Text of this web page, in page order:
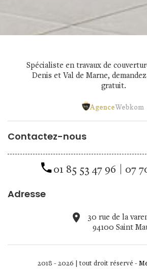
Spécialiste entravaux de
Denis et Val de Marne,
gratuit.
Contactez-nous
01 85 53 47 96 07
Adresse
30 rue de la
94100 Saint
2018 - 2026 | tout droit réservé -